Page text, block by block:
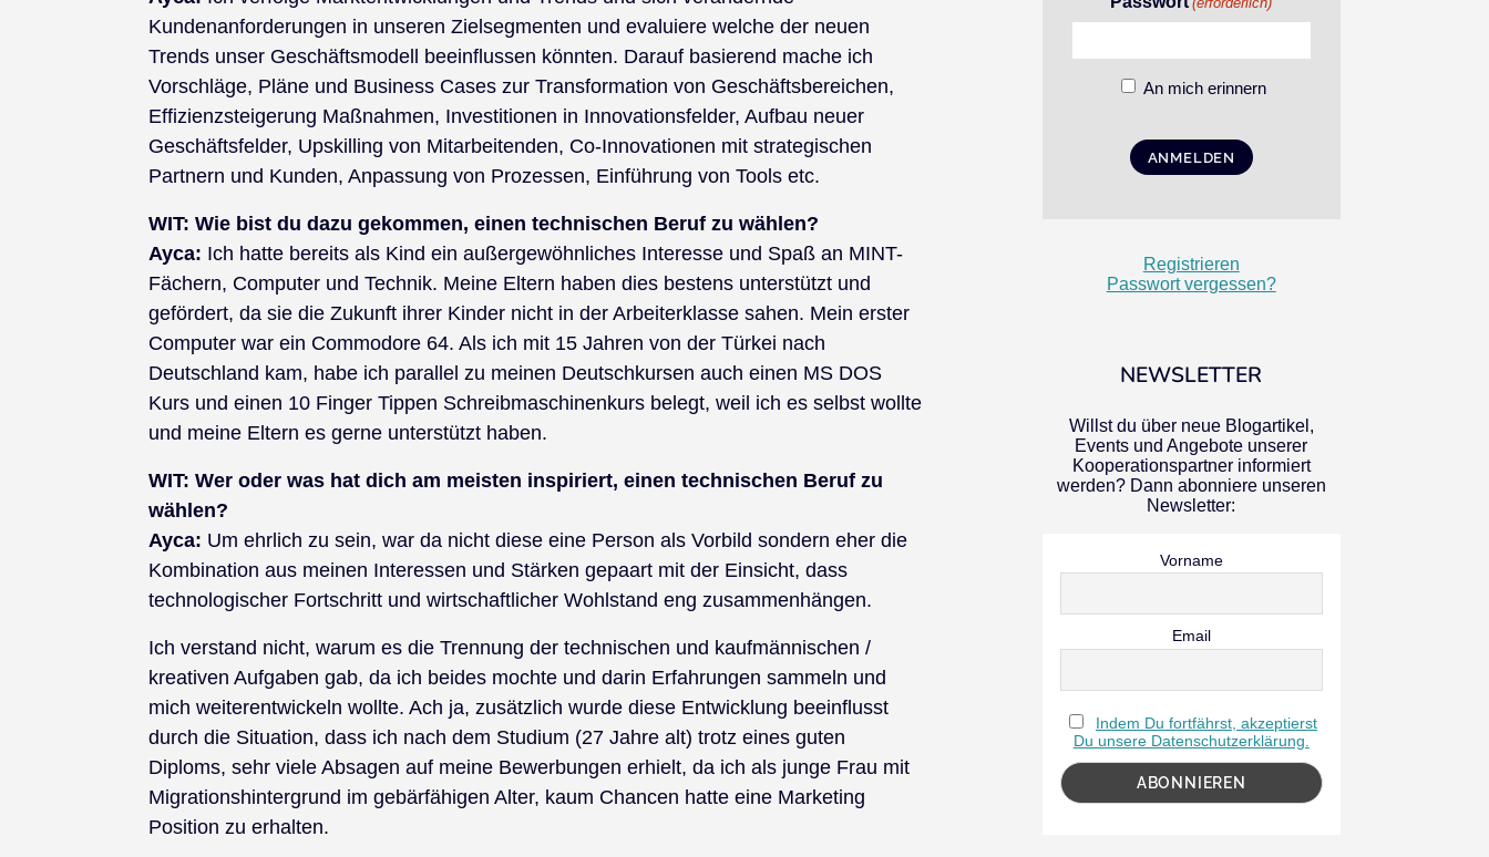
Kundenanforderungen in unseren Zielsegmenten und evaluiere welche der neuen
Trends unser Geschäftsmodell beeinflussen könnten. Darauf basierend mache ich
Vorschläge, Pläne und Business Cases zur Transformation von Geschäftsbereichen,
Effizienzsteigerung Maßnahmen, Investitionen in Innovationsfelder, Aufbau neuer
Geschäftsfelder, Upskilling von Mitarbeitenden, Co-Innovationen mit strategischen
Partnern und Kunden, Anpassung von Prozessen, Einführung von Tools etc.
WIT: Wie bist du dazu gekommen, einen technischen Beruf zu wählen?
Ayca: Ich hatte bereits als Kind ein außergewöhnliches Interesse und Spaß an MINT-
Fächern, Computer und Technik. Meine Eltern haben dies bestens unterstützt und
gefördert, da sie die Zukunft ihrer Kinder nicht in der Arbeiterklasse sahen. Mein erster
Computer war ein Commodore 64. Als ich mit 15 Jahren von der Türkei nach
Deutschland kam, habe ich parallel zu meinen Deutschkursen auch einen MS DOS
Kurs und einen 10 Finger Tippen Schreibmaschinenkurs belegt, weil ich es selbst wollte
und meine Eltern es gerne unterstützt haben.
WIT: Wer oder was hat dich am meisten inspiriert, einen technischen Beruf zu
wählen?
Ayca: Um ehrlich zu sein, war da nicht diese eine Person als Vorbild sondern eher die
Kombination aus meinen Interessen und Stärken gepaart mit der Einsicht, dass
technologischer Fortschritt und wirtschaftlicher Wohlstand eng zusammenhängen.
Ich verstand nicht, warum es die Trennung der technischen und kaufmännischen /
kreativen Aufgaben gab, da ich beides mochte und darin Erfahrungen sammeln und
mich weiterentwickeln wollte. Ach ja, zusätzlich wurde diese Entwicklung beeinflusst
durch die Situation, dass ich nach dem Studium (27 Jahre alt) trotz eines guten
Diploms, sehr viele Absagen auf meine Bewerbungen erhielt, da ich als junge Frau mit
Migrationshintergrund im gebärfähigen Alter, kaum Chancen hatte eine Marketing
Position zu erhalten.
An mich erinnern
Registrieren
Passwort vergessen?
NEWSLETTER
Willst du über neue Blogartikel,
Events und Angebote unserer
Kooperationspartner informiert
werden? Dann abonniere unseren
Newsletter:
Vorname
Email
Indem Du fortfährst, akzeptierst
Du unsere Datenschutzerklärung.